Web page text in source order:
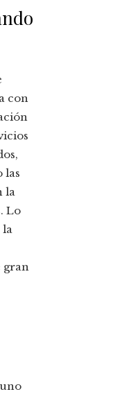
con
las
la
Lo
la
gran